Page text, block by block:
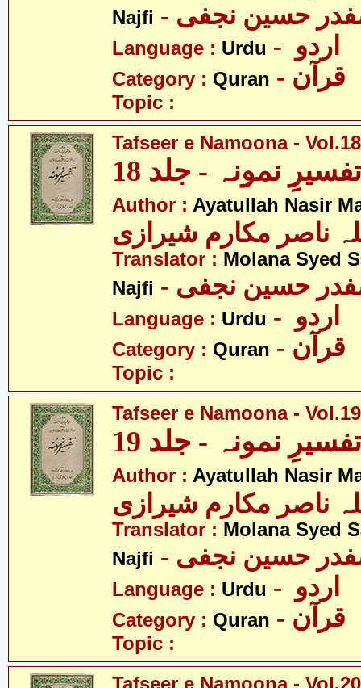
Najfi
صفدر حسین نجفی
Language : Urdu
Category : Quran - قرآن
Topic :
Tafseer e Namoona - Vol.18
تفسیرِ نمونہ - جلد 18
Author : Ayatullah Nasir
ناصر مکارم شیرازی
Translator : Molana Syed
Najfi
صفدر حسین نجفی
Language : Urdu
Category : Quran - قرآن
Topic :
Tafseer e Namoona - Vol.19
تفسیرِ نمونہ - جلد 19
Author : Ayatullah Nasir
ناصر مکارم شیرازی
Translator : Molana Syed
Najfi
صفدر حسین نجفی
Language : Urdu
Category : Quran - قرآن
Topic :